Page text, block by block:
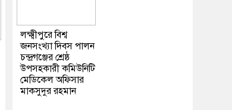
লক্ষ্মীপুরে বিশ্ব
জনসংখ্যা দিবস পালন
চন্দ্রগঞ্জের শ্রেষ্ঠ
উপসহকারী কমিউনিটি
মেডিকেল অফিসার
মাকসুদুর রহমান